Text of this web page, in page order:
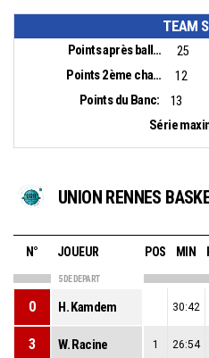
TEAM
Points après balles perdues: 25
Points 2ème chance:
12
Points du Banc:
13
Série
UNION RENNES
N° JOUEUR POS MIN
5 DE DEPART
0 H. Kamdem 30:42
3 W. Racine 1 26:54